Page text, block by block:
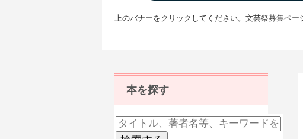
上のバナーをクリックしてください。文芸祭募集ペー
本を探す